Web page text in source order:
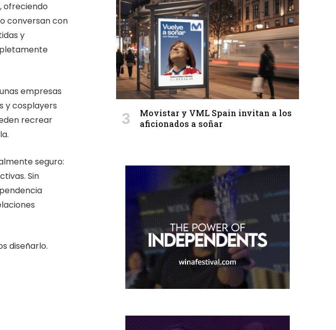
ofreciendo
conversan con
y
empresas
y cosplayers
recrear
seguro:
Sin
diseñarlo.
Movistar y VML Spain invitan a los
aficionados a soñar